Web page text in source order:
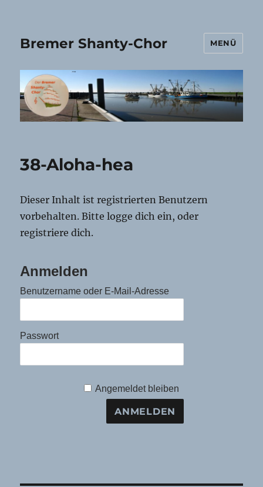
Bremer Shanty-Chor MENÜ
38-Aloha-hea
Dieser Inhalt ist registrierten Benutzern
vorbehalten. Bitte logge dich ein, oder
registriere dich.
Anmelden
Benutzername oder E-Mail-Adresse
Passwort
Angemeldet bleiben